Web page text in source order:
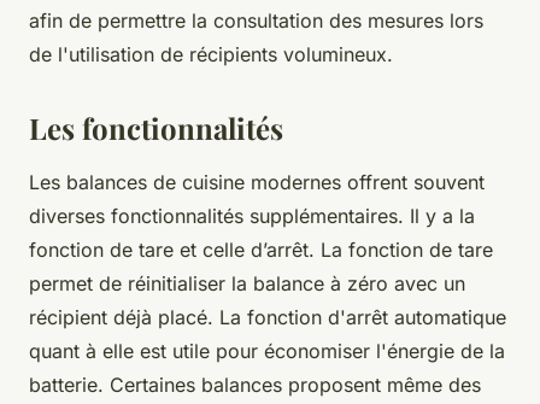
afin de permettre la consultation des mesures lors
de l'utilisation de récipients volumineux.
Les fonctionnalités
Les balances de cuisine modernes offrent souvent
diverses fonctionnalités supplémentaires. Il y a la
fonction de tare et celle d’arrêt. La fonction de tare
permet de réinitialiser la balance à zéro avec un
récipient déjà placé. La fonction d'arrêt automatique
quant à elle est utile pour économiser l'énergie de la
batterie. Certaines balances proposent même des